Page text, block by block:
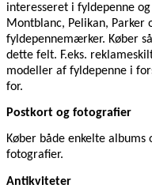
interesseret i fyldepenne
Montblanc, Pelikan, Parker
fyldepennemærker. Køber
dette felt. F.eks.
modeller af fyldepenne i
for.
Postkort og fotografier
Køber både enkelte
fotografier.
Antikviteter